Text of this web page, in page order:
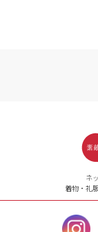
【ご注文（インタ
24時間年
【お問い合わせ窓
ル）】10:00~17:00
土曜日、
ネ
着物・礼